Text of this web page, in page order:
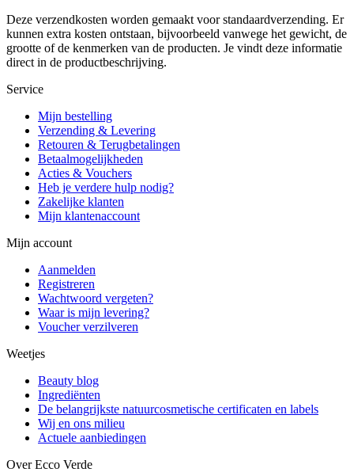
Deze verzendkosten worden gemaakt voor standaardverzending. Er
kunnen extra kosten ontstaan, bijvoorbeeld vanwege het gewicht, de
grootte of de kenmerken van de producten. Je vindt deze informatie
direct in de productbeschrijving.
Service
Mijn bestelling
Verzending & Levering
Retouren & Terugbetalingen
Betaalmogelijkheden
Acties & Vouchers
Heb je verdere hulp nodig?
Zakelijke klanten
Mijn klantenaccount
Mijn account
Aanmelden
Registreren
Wachtwoord vergeten?
Waar is mijn levering?
Voucher verzilveren
Weetjes
Beauty blog
Ingrediënten
De belangrijkste natuurcosmetische certificaten en labels
Wij en ons milieu
Actuele aanbiedingen
Over Ecco Verde